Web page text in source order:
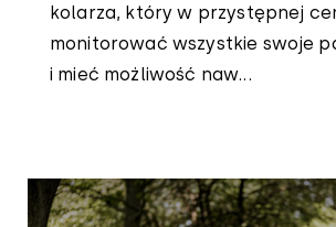
kolarza, który w przystępnej
monitorować wszystkie swoje
i mieć możliwość naw...